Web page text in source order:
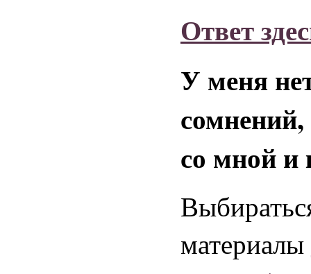
Ответ
У меня
сомнений,
со мной и
материалы